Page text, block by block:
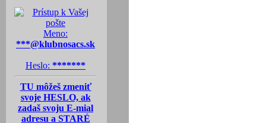
Meno:
***@klubnosacs.sk
Heslo: *******
TU môžeš zmeniť
svoje HESLO, ak
zadaš svoju E-mial
adresu a STARÉ